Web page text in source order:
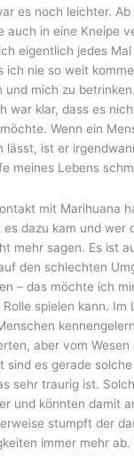
es noch leichter.
auch in eine Kneipe
eigentlich jedes
ich nie so weit
und mich zu
war klar, dass es
Wenn ein
lässt, ist er
meines Lebens
mit Marihuana
es dazu kam und wer
mehr sagen. Es ist
den schlechten
– das möchte ich
spielen kann. Im
aber vom
sind es gerade
sehr traurig ist.
und könnten damit
stumpft der
immer mehr ab.